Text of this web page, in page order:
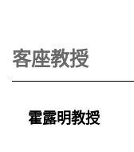
客座教授
霍露明教授